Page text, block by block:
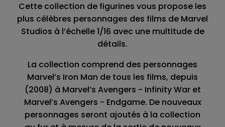
Cette collection de figurines vous propose les
plus célèbres personnages des films de Marvel
Studios à l’échelle 1/16 avec une multitude de
détails.
La collection comprend des personnages
Marvel’s Iron Man de tous les films, depuis
(2008) à Marvel’s Avengers - Infinity War et
Marvel’s Avengers - Endgame. De nouveaux
personnages seront ajoutés à la collection